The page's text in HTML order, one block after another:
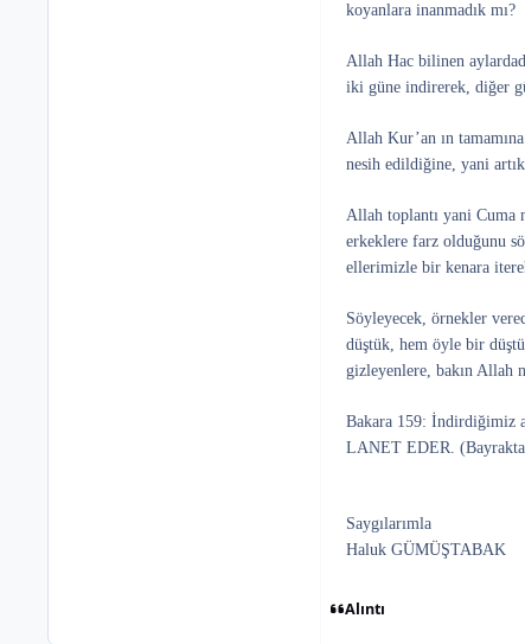
koyanlara inanmadık mı?
Allah Hac bilinen
iki güne indirerek, diğer
Allah Kur’an ın
nesih edildiğine, yani artık
Allah toplantı yani Cuma
erkeklere farz olduğunu
ellerimizle bir kenara
Söyleyecek, örnekler
düştük, hem öyle bir
gizleyenlere, bakın Allah
Bakara 159: İndirdiğimiz
LANET EDER.
Saygılarımla
Haluk GÜMÜŞTABAK
Alıntı